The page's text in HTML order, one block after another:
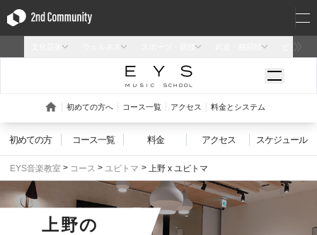
初めての方 コース一覧 料金 アクセス スケジュール
EYS音楽教室 コース ユビトマ 上野 x ユビトマ
上野の